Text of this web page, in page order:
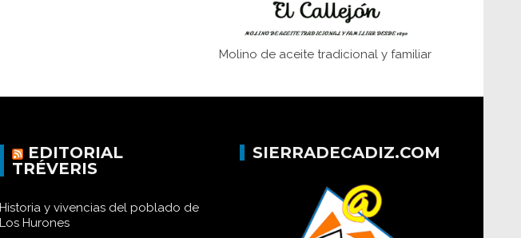
Historia y vivencias del poblado de Los
Molino de aceite tradicional y familiar
EDITORIAL
TRÉVERIS
Historia y vivencias del poblado de
Los Hurones
SIERRADECADIZ.COM